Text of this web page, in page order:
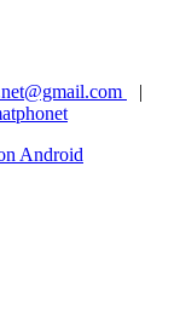
|